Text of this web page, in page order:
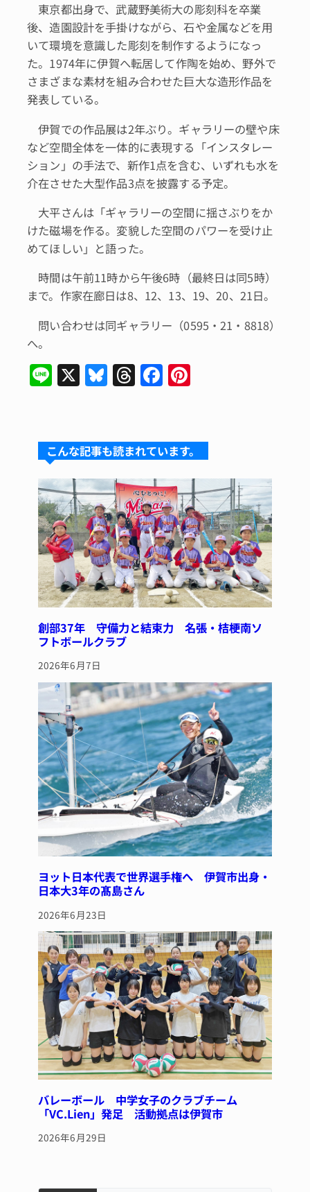
東京都出身で、武蔵野美術大の彫刻科を卒業
後、造園設計を手掛けながら、石や金属などを用
いて環境を意識した彫刻を制作するようになっ
た。1974年に伊賀へ転居して作陶を始め、野外で
さまざまな素材を組み合わせた巨大な造形作品を
発表している。
伊賀での作品展は2年ぶり。ギャラリーの壁や床
など空間全体を一体的に表現する「インスタレー
ション」の手法で、新作1点を含む、いずれも水を
介在させた大型作品3点を披露する予定。
大平さんは「ギャラリーの空間に揺さぶりをか
けた磁場を作る。変貌した空間のパワーを受け止
めてほしい」と語った。
時間は午前11時から午後6時（最終日は同5時）
まで。作家在廊日は8、12、13、19、20、21日。
問い合わせは同ギャラリー（0595・21・8818）
へ。
Li X Bl
s
k
y
T
a
d
s
F
e
b
o
o
k
re
st
こんな記事も読まれています。
創部37年 守備力と結束力 名張・桔梗南ソ
フトボールクラブ
2026年6月7日
ヨット日本代表で世界選手権へ 伊賀市出身・
日本大3年の髙島さん
2026年6月23日
バレーボール 中学女子のクラブチーム
「VC.Lien」発足 活動拠点は伊賀市
2026年6月29日